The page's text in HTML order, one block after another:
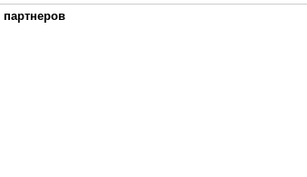
партнеров